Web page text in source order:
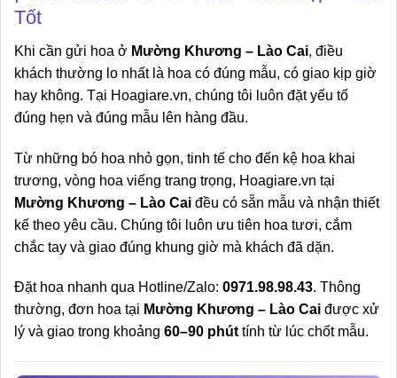
Tốt
Khi cần gửi hoa ở Mường Khương – Lào Cai, điều
khách thường lo nhất là hoa có đúng mẫu, có giao kịp giờ
hay không. Tại Hoagiare.vn, chúng tôi luôn đặt yếu tố
đúng hẹn và đúng mẫu lên hàng đầu.
Từ những bó hoa nhỏ gọn, tinh tế cho đến kệ hoa khai
trương, vòng hoa viếng trang trọng, Hoagiare.vn tại
Mường Khương – Lào Cai đều có sẵn mẫu và nhận thiết
kế theo yêu cầu. Chúng tôi luôn ưu tiên hoa tươi, cắm
chắc tay và giao đúng khung giờ mà khách đã dặn.
Đặt hoa nhanh qua Hotline/Zalo: 0971.98.98.43. Thông
thường, đơn hoa tại Mường Khương – Lào Cai được xử
lý và giao trong khoảng 60–90 phút tính từ lúc chốt mẫu.